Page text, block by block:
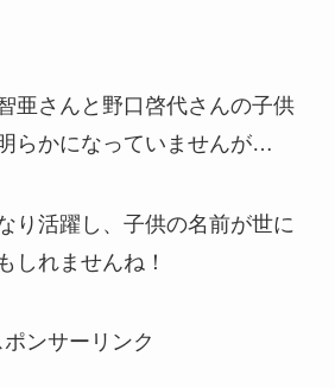
亜さんと野口啓代さんの子供
らかになっていませんが…
り活躍し、子供の名前が世に
しれませんね！
ポンサーリンク